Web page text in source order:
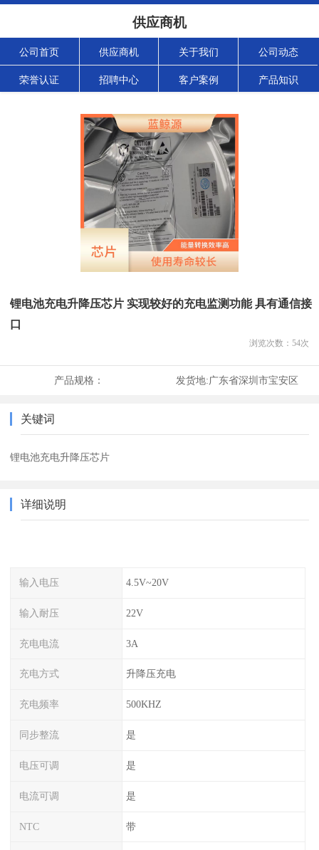
供应商机
公司首页 供应商机 关于我们 公司动态
荣誉认证 招聘中心 客户案例 产品知识
锂电池充电升降压芯片 实现较好的充电监测功能 具有通信接
口
浏览次数： 54次
产品规格： 发货地:广东省深圳市宝安区
关键词
锂电池充电升降压芯片
详细说明
输入电压 4.5V~20V
输入耐压 22V
充电电流 3A
充电方式 升降压充电
充电频率 500KHZ
同步整流 是
电压可调 是
电流可调 是
NTC 带